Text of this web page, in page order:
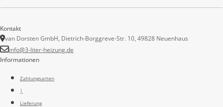
Informationen
Zahlungsarten
|
Lieferung
Kontakt
van Dorsten GmbH, Dietrich-Borggreve-Str. 10, 49828 Neuenhaus
info@3-liter-heizung.de